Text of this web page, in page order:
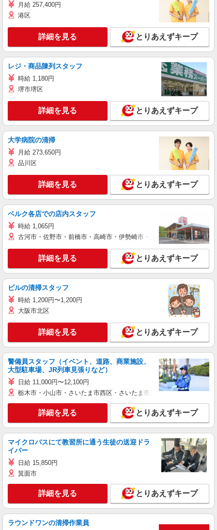
月給 257,400円
港区
詳細を見る とりあえずキープ
レジ・商品陳列スタッフ
時給 1,180円
堺市堺区
詳細を見る とりあえずキープ
大学病院の清掃
月給 273,650円
品川区
詳細を見る とりあえずキープ
ベルク各店での店内スタッフ
時給 1,065円
古河市・佐野市・前橋市・高崎市・伊勢崎市・太田市・館林市・藤
詳細を見る とりあえずキープ
ビルの清掃スタッフ
時給 1,200円〜1,200円
大阪市北区
詳細を見る とりあえずキープ
警備員スタッフ（イベント、道路、商業施設、
大型駐車場、JR列車見張りなど）
日給 11,000円〜12,100円
栃木市・小山市・さいたま市西区・さいたま市岩槻区・久喜市・蓮田
詳細を見る とりあえずキープ
マイクロバスにて教習所に通う生徒の送迎ドラ
イバー
日給 15,850円
箕面市
詳細を見る とりあえずキープ
ラウンドワンの清掃作業員